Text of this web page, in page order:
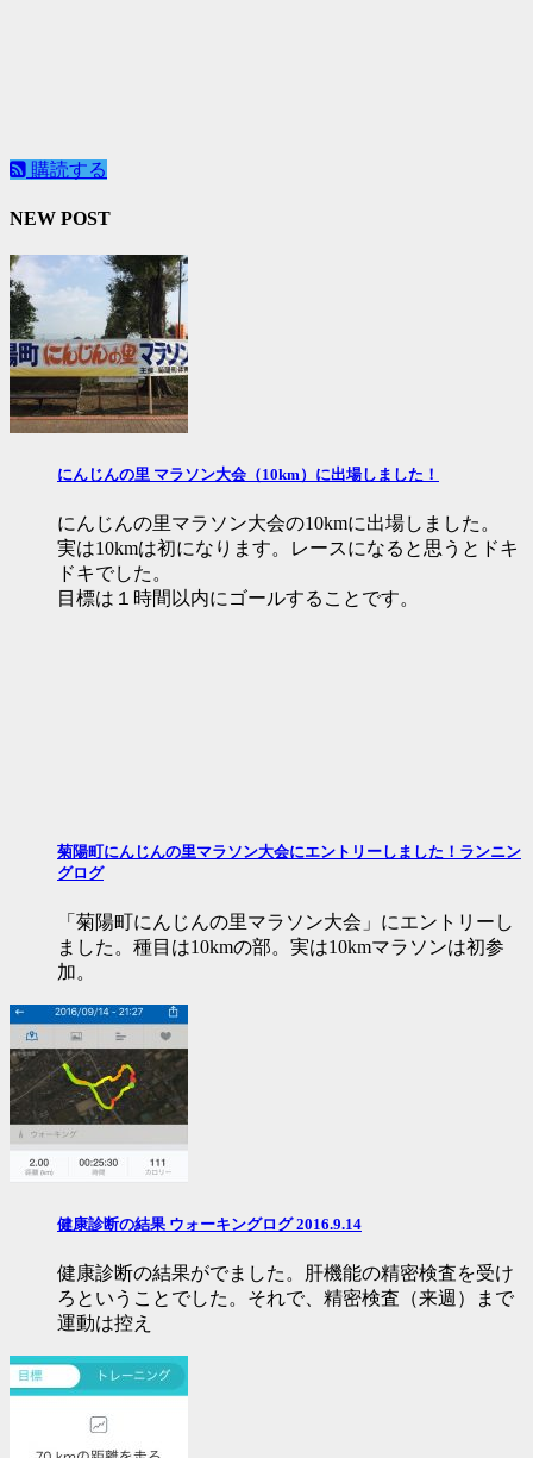
購読する
NEW POST
にんじんの里 マラソン大会（10km）に出場しました！
にんじんの里マラソン大会の10kmに出場しました。
実は10kmは初になります。レースになると思うとドキ
ドキでした。
目標は１時間以内にゴールすることです。
菊陽町にんじんの里マラソン大会にエントリーしました！ランニン
グログ
「菊陽町にんじんの里マラソン大会」にエントリーし
ました。種目は10kmの部。実は10kmマラソンは初参
加。
健康診断の結果 ウォーキングログ 2016.9.14
健康診断の結果がでました。肝機能の精密検査を受け
ろということでした。それで、精密検査（来週）まで
運動は控え